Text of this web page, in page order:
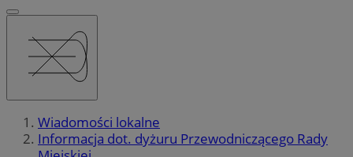
Wiadomości lokalne
Informacja dot. dyżuru Przewodniczącego Rady